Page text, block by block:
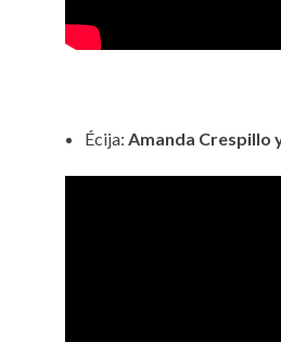
Écija: Amanda Crespillo